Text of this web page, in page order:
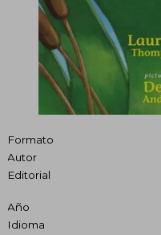
Formato
Autor
Editorial
Año
Idioma